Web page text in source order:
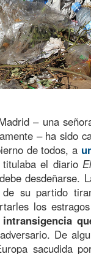
– una
– ha sido
de todos, a
titulaba el diario
desdeñarse.
de su partido
los
De
sacudida